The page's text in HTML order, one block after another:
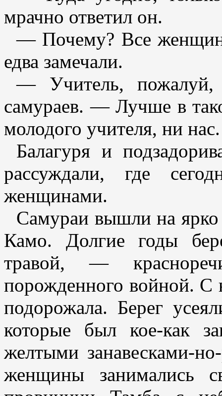
мрачно ответил он.
— Почему? Все
едва замечали.
— Учитель,
самураев. — Лучше в
молодого учителя, ни нас.
Балагуря и
рассуждали, где
женщинами.
Самураи вышли на
Камо. Долгие годы
травой, —
порожденного войной. С
подорожала. Берег
которые был кое-как
желтыми занавесками-
женщины занимались